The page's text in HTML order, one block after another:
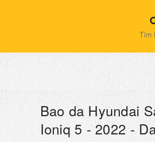
Tìm
Bao da Hyundai
Ioniq 5 - 2022 -